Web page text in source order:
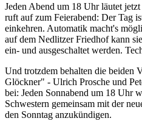
Jeden Abend um 18 Uhr läutet
ruft auf zum Feierabend: Der Tag
einkehren. Automatik macht's
auf dem Nedlitzer Friedhof kann
ein- und ausgeschaltet werden.
Und trotzdem behalten die beiden
Glöckner" - Ulrich Prosche und
bei: Jeden Sonnabend um 18 Uhr
Schwestern gemeinsam mit der
den Sonntag anzukündigen.